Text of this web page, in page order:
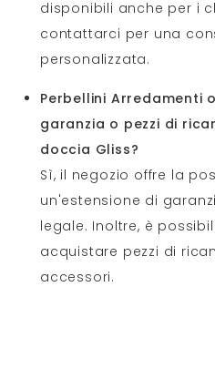
disponibili anche per i
contattarci per una
personalizzata.
Perbellini Arredamenti
garanzia o pezzi di
doccia Gliss?
Sì, il negozio offre la
un'estensione di
legale. Inoltre, è
acquistare pezzi di
accessori.